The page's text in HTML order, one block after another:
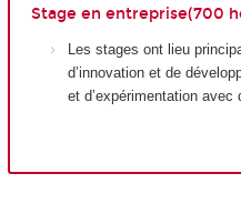
Stage en entreprise(700
Les stages ont lieu
d’innovation et de
et d’expérimentation